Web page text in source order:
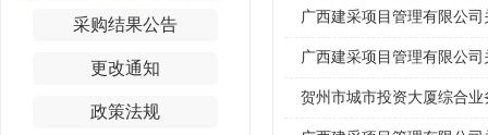
采购结果公告
更改通知
政策法规